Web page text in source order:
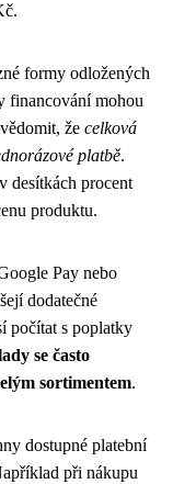
formy odložených
financování mohou
že celková
platbě.
desítkách procent
produktu.
Pay nebo
dodatečné
počítat s poplatky
se často
sortimentem.
dostupné platební
při nákupu